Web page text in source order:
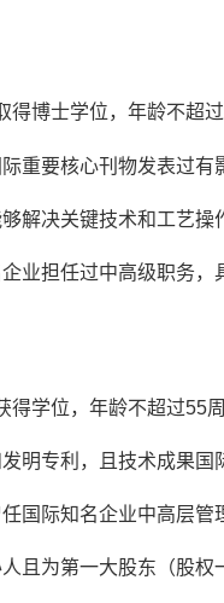
得博士学位，年龄不超
际重要核心刊物发表过
够解决关键技术和工艺
业担任过中高级职务，
学位，年龄不超过55
明专利，且技术成果国
国际知名企业中高层管
且为第一大股东（股权